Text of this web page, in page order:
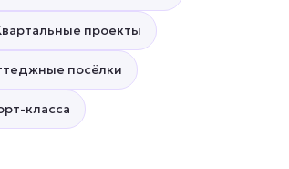
проекты
посёлки
класса